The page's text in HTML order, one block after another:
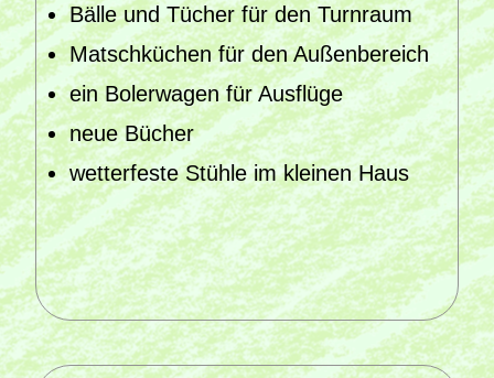
Bälle und Tücher für den Turnraum
Matschküchen für den Außenbereich
ein Bolerwagen für Ausflüge
neue Bücher
wetterfeste Stühle im kleinen Haus